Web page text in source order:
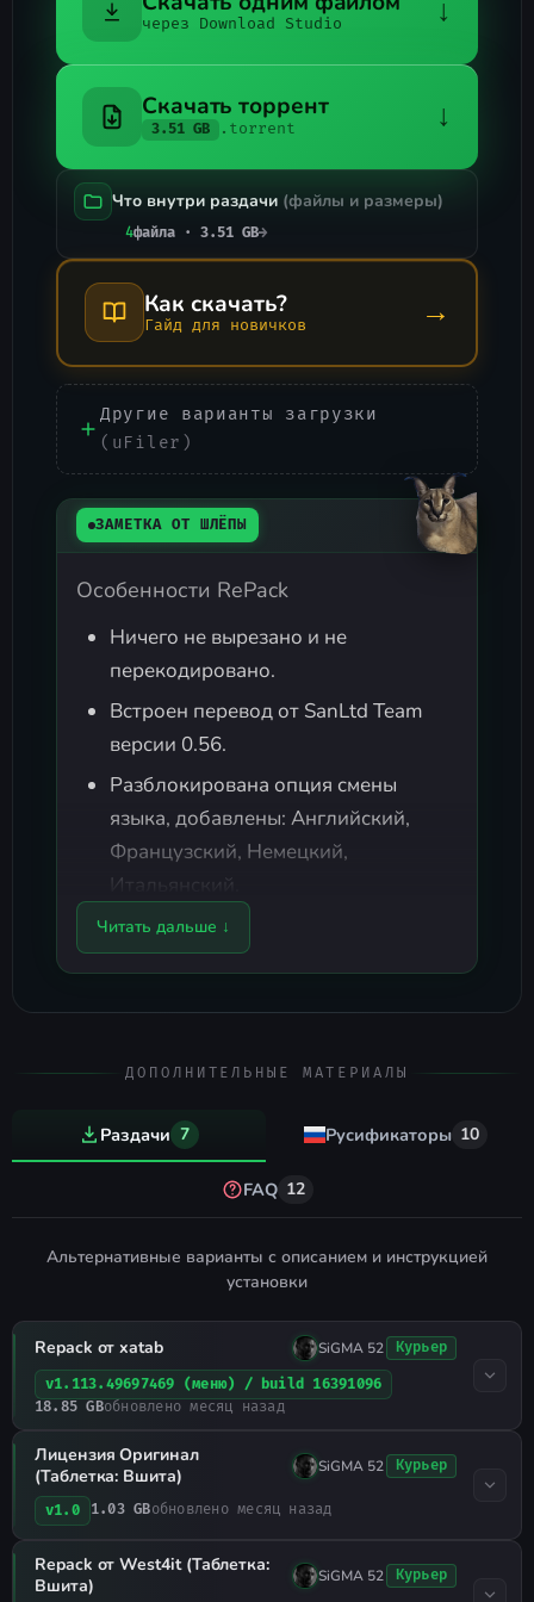
через Download Studio ↓
Скачать торрент
3.51 GB .torrent ↓
Что внутри раздачи (файлы и размеры)
4файла · 3.51 GB→
Как скачать?
Гайд для новичков →
Другие варианты загрузки
(uFiler)
ЗАМЕТКА ОТ ШЛЁПЫ
Особенности RePack
Ничего не вырезано и не
перекодировано.
Встроен перевод от SanLtd Team
версии 0.56.
Разблокирована опция смены
языка, добавлены: Английский,
Французский, Немецкий,
Итальянский.
Используются img-архивы из
Европейской лицензии.
Добавлен модуль
CLEO 4.1.1.30f
и
Включены 100 cleo-модов, а также
трейнеры и утилиты.
Добавлен удобный лаунчер и игра
отучена от диска.
Перерисована иконка игры,
добавлена одна новая.
Устранение багов
Если возникают проблемы с
мышью, убедитесь, что антивирус/
файрвол не блокирует
исполняемый файл игры, или
попробуйте запускать её в режиме
совместимости с Windows 98/ME.
Читать дальше ↓
ДОПОЛНИТЕЛЬНЫЕ МАТЕРИАЛЫ
Раздачи 7 Русификаторы 10
FAQ 12
Альтернативные варианты с описанием и инструкцией
установки
Repack от xatab SiGMA 52 Курьер
v1.113.49697469 (меню) / build 16391096
18.85 GBобновлено месяц назад
Лицензия Оригинал
(Таблетка: Вшита)
SiGMA 52 Курьер
v1.0 1.03 GBобновлено месяц назад
Repack от West4it (Таблетка:
Вшита)
SiGMA 52 Курьер